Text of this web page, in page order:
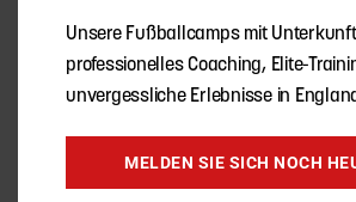
Unsere Fußballcamps mit
professionelles Coaching, Elite-
unvergessliche Erlebnisse in
MELDEN SIE SICH NOCH